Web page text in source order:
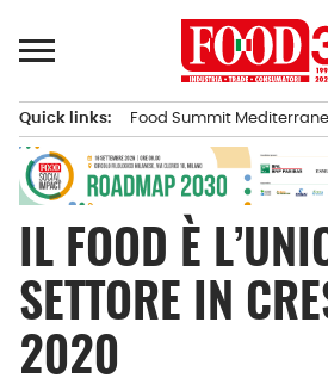
al
principale
Quick links: Food Summit
IL FOOD È
SETTORE IN
2020